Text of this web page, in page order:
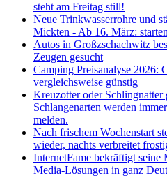
steht am Freitag still!
Neue Trinkwasserrohre und
Mickten - Ab 16. März:
Autos in Großzschachwitz
Zeugen gesucht
Camping Preisanalyse 2026:
vergleichsweise günstig
Kreuzotter oder Schlingnatter
Schlangenarten werden
melden.
Nach frischem Wochenstart
wieder, nachts verbreitet
InternetFame bekräftigt seine
Media-Lösungen in ganz